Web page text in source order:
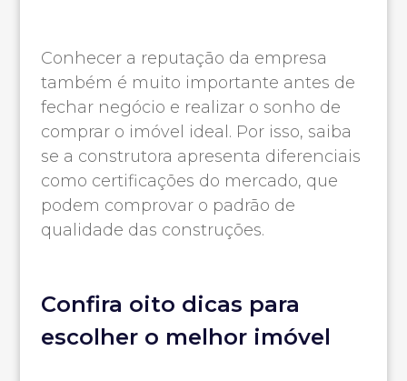
Conhecer a reputação da empresa
também é muito importante antes de
fechar negócio e realizar o sonho de
comprar o imóvel ideal. Por isso, saiba
se a construtora apresenta diferenciais
como certificações do mercado, que
podem comprovar o padrão de
qualidade das construções.
Confira oito dicas para
escolher o melhor imóvel